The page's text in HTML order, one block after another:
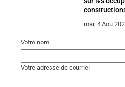
mar, 4 Aoû
Votre nom
Votre adresse de courriel